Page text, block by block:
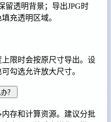
留透明背景；导出JPG时
充透明区域。
限时会按原尺寸导出。设
勾选允许放大尺寸。
？
存和计算资源。建议分批